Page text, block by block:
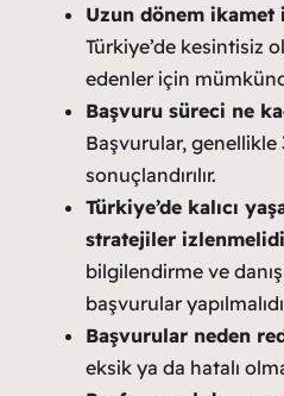
Uzun dönem ikamet
Türkiye’de kesintisiz
edenler için
Başvuru süreci ne
Başvurular,
sonuçlandırılır.
Türkiye’de kalıcı
stratejiler
bilgilendirme ve
başvurular
Başvurular neden
eksik ya da hatalı